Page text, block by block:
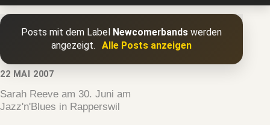
Posts mit dem Label Newcomerbands werden
angezeigt.
Alle Posts anzeigen
22 MAI 2007
Sarah Reeve am 30. Juni am
Jazz'n'Blues in Rapperswil